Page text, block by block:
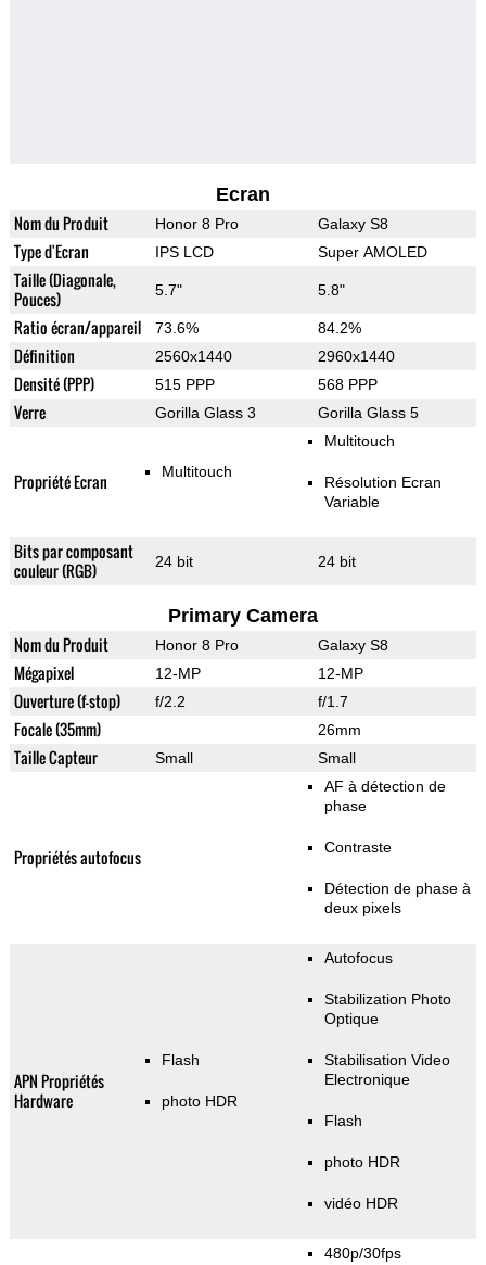
Ecran
Nom du Produit Honor 8 Pro Galaxy S8
Type d'Ecran IPS LCD Super AMOLED
Taille (Diagonale,
Pouces)
5.7" 5.8"
Ratio écran/appareil 73.6% 84.2%
Définition 2560x1440 2960x1440
Densité (PPP) 515 PPP 568 PPP
Verre Gorilla Glass 3 Gorilla Glass 5
Propriété Ecran Multitouch
Multitouch
Résolution Ecran
Variable
Bits par composant
couleur (RGB)
24 bit 24 bit
Primary Camera
Nom du Produit Honor 8 Pro Galaxy S8
Mégapixel 12-MP 12-MP
Ouverture (f-stop) f/2.2 f/1.7
Focale (35mm) 26mm
Taille Capteur Small Small
Propriétés autofocus
AF à détection de
phase
Contraste
Détection de phase à
deux pixels
APN Propriétés
Hardware
Flash
photo HDR
Autofocus
Stabilization Photo
Optique
Stabilisation Video
Electronique
Flash
photo HDR
vidéo HDR
480p/30fps